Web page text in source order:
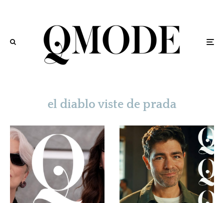
el diablo viste de prada